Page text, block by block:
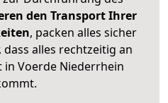
den Transport Ihrer
, packen alles sicher
alles rechtzeitig an
Voerde Niederrhein